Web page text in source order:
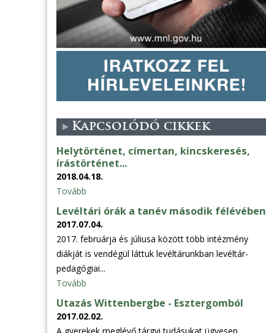
Kapcsolódó cikkek
Helytörténet, címertan, kincskeresés,
írástörténet...
2018.04.18.
Tovább
Levéltári órák a tanév második félévében
2017.07.04.
2017. februárja és júliusa között több intézmény
diákját is vendégül láttuk levéltárunkban levéltár-
pedagógiai...
Tovább
Utazás Wittenbergbe - Esztergomból
2017.02.02.
A gyerekek meglévő tárgyi tudásukat ügyesen